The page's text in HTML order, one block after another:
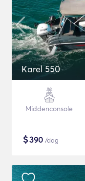
Karel 550
Middenconsole
$390 /dag